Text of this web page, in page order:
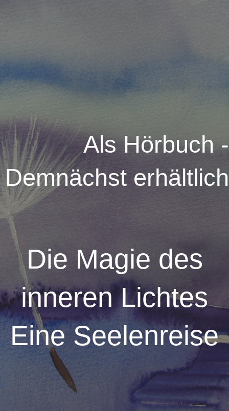
Als Hörbuch -
Demnächst erhältlich
Die Magie des
inneren Lichtes
Eine Seelenreise